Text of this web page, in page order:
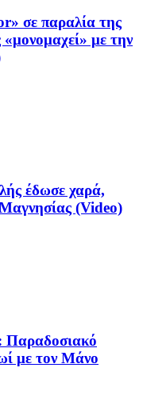
σε παραλία της
με την
έδωσε χαρά,
(Video)
Παραδοσιακό
με τον Μάνο